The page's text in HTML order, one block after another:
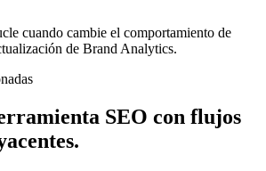
cuando cambie el comportamiento de
de Brand Analytics.
SEO con flujos